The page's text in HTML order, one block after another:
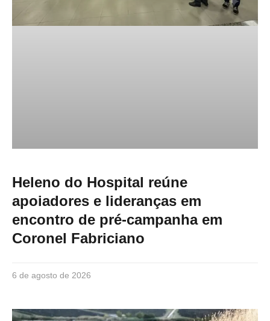
Heleno do Hospital reúne
apoiadores e lideranças em
encontro de pré-campanha em
Coronel Fabriciano
6 de agosto de 2026